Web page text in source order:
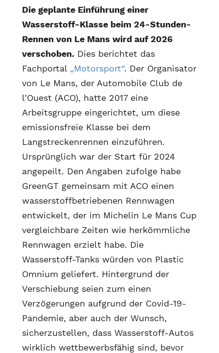
Die geplante Einführung einer
Wasserstoff-Klasse beim 24-Stunden-
Rennen von Le Mans wird auf 2026
verschoben.Dies berichtet das
Fachportal „Motorsport“. Der Organisator
von Le Mans, der Automobile Club de
l’Ouest (ACO), hatte 2017 eine
Arbeitsgruppe eingerichtet, um diese
emissionsfreie Klasse bei dem
Langstreckenrennen einzuführen.
Ursprünglich war der Start für 2024
angepeilt. Den Angaben zufolge habe
GreenGT gemeinsam mit ACO einen
wasserstoffbetriebenen Rennwagen
entwickelt, der im Michelin Le Mans Cup
vergleichbare Zeiten wie herkömmliche
Rennwagen erzielt habe. Die
Wasserstoff-Tanks würden von Plastic
Omnium geliefert. Hintergrund der
Verschiebung seien zum einen
Verzögerungen aufgrund der Covid-19-
Pandemie, aber auch der Wunsch,
sicherzustellen, dass Wasserstoff-Autos
wirklich wettbewerbsfähig sind, bevor